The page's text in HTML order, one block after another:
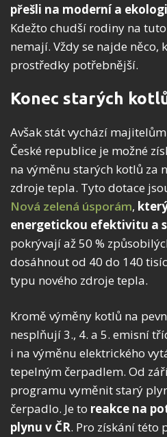
přešli na moderní a
Kdežto chudší rodiny na
nemají. Vždy se najde něco,
prostředky potřebnější.
Konec starých
Avšak stát vychází
České republice je možné
na výměnu starých kotlů za
zdroje tepla. Tyto dotace
Nová zelená úsporám,
energetickou efektivitu a
pokrývají až 50 %
dosáhnout od 40 do 140
typu nového zdroje tepla.
Kromě výměny kotlů na
nesplňují 3., 4. a 5. emisní
i na výměnu elektrického
tepelným čerpadlem. Od
programu vyměnit starý
čerpadlo. Je to reakce na
plynu v ČR. Pro získání této